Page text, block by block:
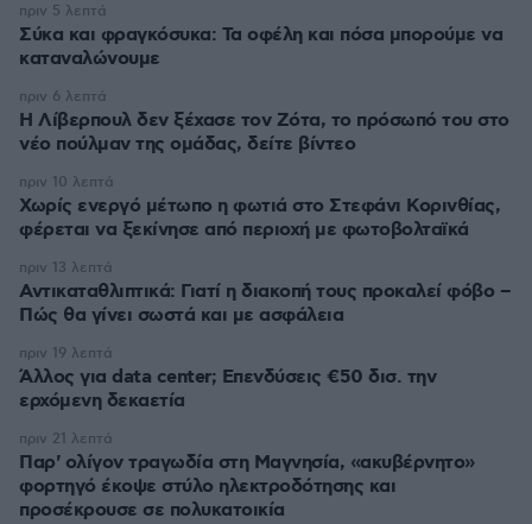
Σύκα και φραγκόσυκα: Τα οφέλη και πόσα μπορούμε να
καταναλώνουμε
πριν 5 λεπτά
Η Λίβερπουλ δεν ξέχασε τον Ζότα, το πρόσωπό του στο
νέο πούλμαν της ομάδας, δείτε βίντεο
πριν 6 λεπτά
Χωρίς ενεργό μέτωπο η φωτιά στο Στεφάνι Κορινθίας,
φέρεται να ξεκίνησε από περιοχή με φωτοβολταϊκά
πριν 10 λεπτά
Αντικαταθλιπτικά: Γιατί η διακοπή τους προκαλεί φόβο –
Πώς θα γίνει σωστά και με ασφάλεια
πριν 13 λεπτά
Άλλος για data center; Επενδύσεις €50 δισ. την
ερχόμενη δεκαετία
πριν 19 λεπτά
Παρ' ολίγον τραγωδία στη Μαγνησία, «ακυβέρνητο»
φορτηγό έκοψε στύλο ηλεκτροδότησης και
προσέκρουσε σε πολυκατοικία
πριν 21 λεπτά